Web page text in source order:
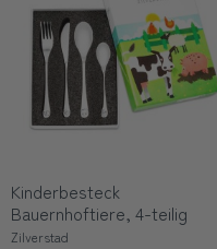
Kinderbesteck
Bauernhoftiere, 4-teilig
Zilverstad